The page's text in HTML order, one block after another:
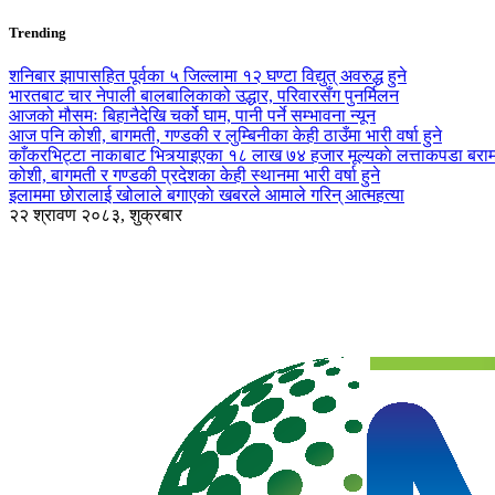
Trending
शनिबार झापासहित पूर्वका ५ जिल्लामा १२ घण्टा विद्युत् अवरुद्ध हुने
भारतबाट चार नेपाली बालबालिकाको उद्धार, परिवारसँग पुनर्मिलन
आजको मौसमः बिहानैदेखि चर्को घाम, पानी पर्ने सम्भावना न्यून
आज पनि कोशी, बागमती, गण्डकी र लुम्बिनीका केही ठाउँमा भारी वर्षा हुने
काँकरभिट्टा नाकाबाट भित्र्याइएका १८ लाख ७४ हजार मूल्यकाे लत्ताकपडा
कोशी, बागमती र गण्डकी प्रदेशका केही स्थानमा भारी वर्षा हुने
इलाममा छोरालाई खोलाले बगाएकाे खबरले आमाले गरिन् आत्महत्या
२२ श्रावण २०८३, शुक्रबार